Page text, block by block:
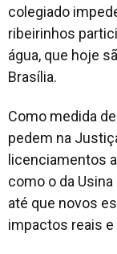
colegiado
ribeirinhos
água, que hoje
Brasília.
Como medida
pedem na
licenciamentos
como o da
até que novos
impactos reais